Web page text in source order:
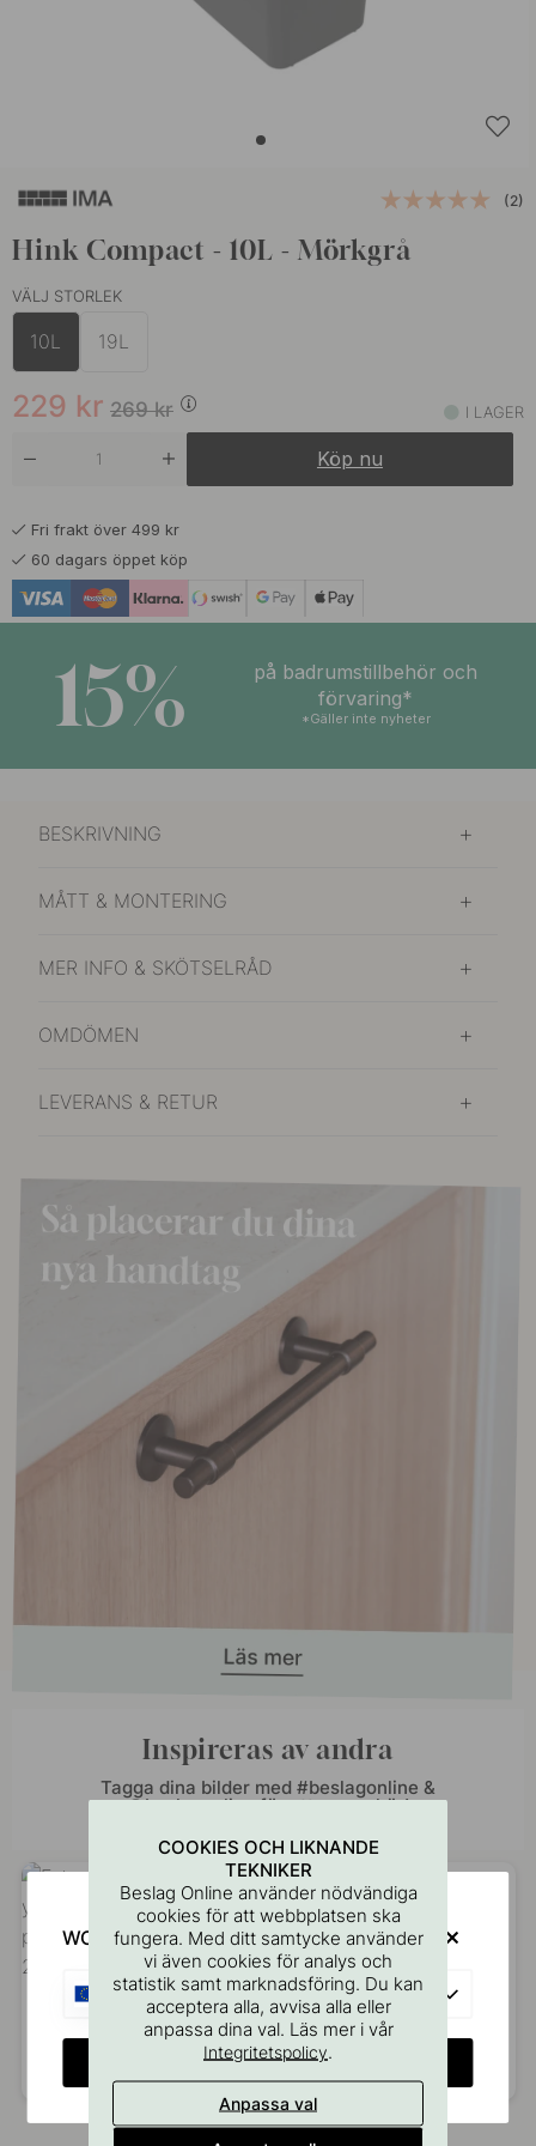
(2)
Hink Compact - 10L - Mörkgrå
VÄLJ STORLEK
10L 19L
269kr
229 kr I LAGER
Köp nu
Fri frakt över 499 kr
60 dagars öppet köp
15%
på badrumstillbehör och
förvaring*
*Gäller inte nyheter
BESKRIVNING
MÅTT & MONTERING
MER INFO & SKÖTSELRÅD
OMDÖMEN
LEVERANS & RETUR
Inspireras av andra
Tagga dina bilder med #beslagonline &
@beslagonline för att synas här!
publicerat
av
COOKIES OCH LIKNANDE
TEKNIKER
Beslag Online använder nödvändiga
cookies för att webbplatsen ska
fungera. Med ditt samtycke använder
vi även cookies för analys och
statistik samt marknadsföring. Du kan
acceptera alla, avvisa alla eller
anpassa dina val. Läs mer i vår
Integritetspolicy.
Anpassa val
WOULD YOU RATHER VISIT?
EU
CHANGE COUNTRY